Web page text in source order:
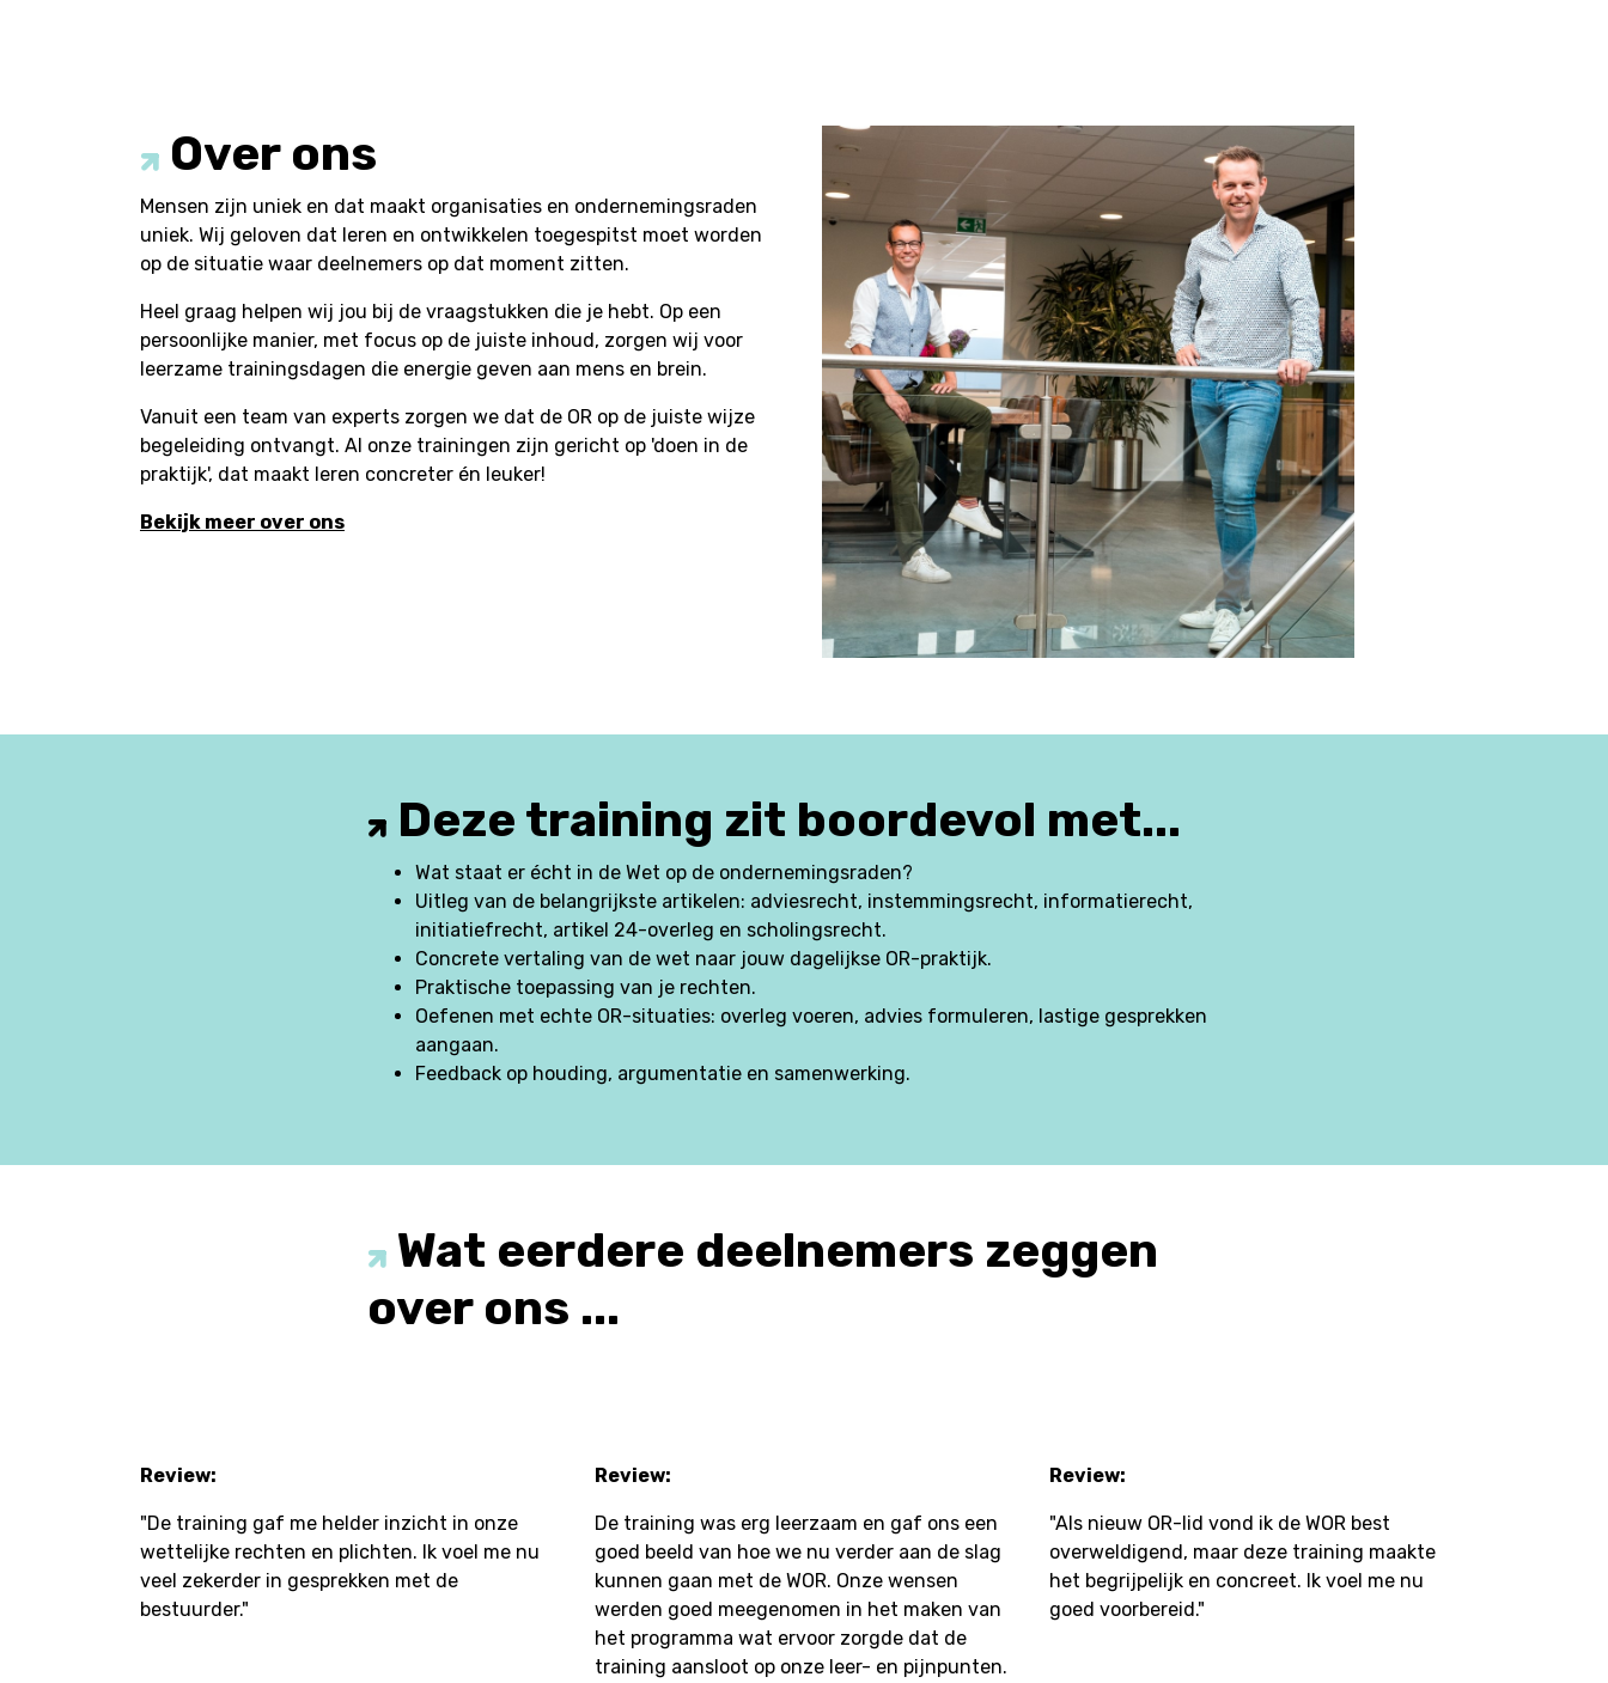
Over ons
Mensen zijn uniek en dat maakt organisaties en ondernemingsraden
uniek. Wij geloven dat leren en ontwikkelen toegespitst moet worden
op de situatie waar deelnemers op dat moment zitten.
Heel graag helpen wij jou bij de vraagstukken die je hebt. Op een
persoonlijke manier, met focus op de juiste inhoud, zorgen wij voor
leerzame trainingsdagen die energie geven aan mens en brein.
Vanuit een team van experts zorgen we dat de OR op de juiste wijze
begeleiding ontvangt. Al onze trainingen zijn gericht op 'doen in de
praktijk', dat maakt leren concreter én leuker!
Bekijk meer over ons
Deze training zit boordevol met...
Wat staat er écht in de Wet op de ondernemingsraden?
Uitleg van de belangrijkste artikelen: adviesrecht, instemmingsrecht, informatierecht,
initiatiefrecht, artikel 24-overleg en scholingsrecht.
Concrete vertaling van de wet naar jouw dagelijkse OR-praktijk.
Praktische toepassing van je rechten.
Oefenen met echte OR-situaties: overleg voeren, advies formuleren, lastige gesprekken
aangaan.
Feedback op houding, argumentatie en samenwerking.
Wat eerdere deelnemers zeggen
over ons ...
Review:
"De training gaf me helder inzicht in onze
wettelijke rechten en plichten. Ik voel me nu
veel zekerder in gesprekken met de
bestuurder."
Review:
De training was erg leerzaam en gaf ons een
goed beeld van hoe we nu verder aan de slag
kunnen gaan met de WOR. Onze wensen
werden goed meegenomen in het maken van
het programma wat ervoor zorgde dat de
training aansloot op onze leer- en pijnpunten.
Review:
"Als nieuw OR-lid vond ik de WOR best
overweldigend, maar deze training maakte
het begrijpelijk en concreet. Ik voel me nu
goed voorbereid."